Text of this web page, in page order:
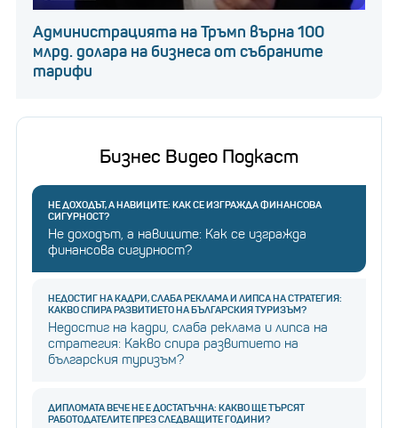
Администрацията на Тръмп върна 100
млрд. долара на бизнеса от събраните
тарифи
Бизнес Видео Подкаст
НЕ ДОХОДЪТ, А НАВИЦИТЕ: КАК СЕ ИЗГРАЖДА ФИНАНСОВА
СИГУРНОСТ?
Не доходът, а навиците: Как се изгражда
финансова сигурност?
НЕДОСТИГ НА КАДРИ, СЛАБА РЕКЛАМА И ЛИПСА НА СТРАТЕГИЯ:
КАКВО СПИРА РАЗВИТИЕТО НА БЪЛГАРСКИЯ ТУРИЗЪМ?
Недостиг на кадри, слаба реклама и липса на
стратегия: Какво спира развитието на
българския туризъм?
ДИПЛОМАТА ВЕЧЕ НЕ Е ДОСТАТЪЧНА: КАКВО ЩЕ ТЪРСЯТ
РАБОТОДАТЕЛИТЕ ПРЕЗ СЛЕДВАЩИТЕ ГОДИНИ?